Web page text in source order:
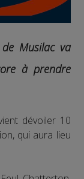
Musilac va
à prendre
dévoiler 10
qui aura lieu